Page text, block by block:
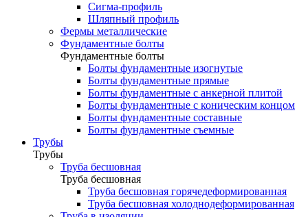
Сигма-профиль
Шляпный профиль
Фермы металлические
Фундаментные болты
Фундаментные болты
Болты фундаментные изогнутые
Болты фундаментные прямые
Болты фундаментные с анкерной плитой
Болты фундаментные с коническим концом
Болты фундаментные составные
Болты фундаментные съемные
Трубы
Трубы
Труба бесшовная
Труба бесшовная
Труба бесшовная горячедеформированная
Труба бесшовная холоднодеформированная